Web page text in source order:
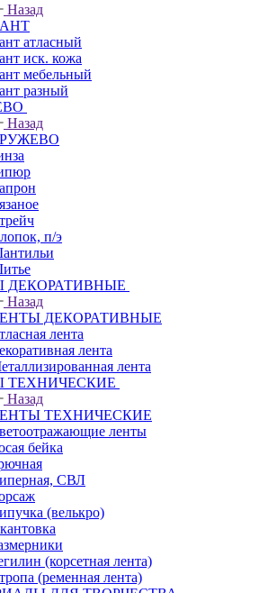
Назад
атласный
иск. кожа
мебельный
разный
Назад
п/э
ДЕКОРАТИВНЫЕ
Назад
ДЕКОРАТИВНЫЕ
лента
лента
лента
ТЕХНИЧЕСКИЕ
Назад
ТЕХНИЧЕСКИЕ
ленты
бейка
СВЛ
(велькро)
(корсетная лента)
(ременная лента)